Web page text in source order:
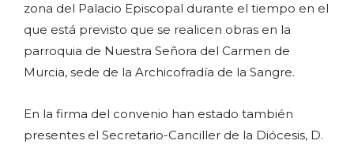
zona del Palacio Episcopal durante el tiempo en el
que está previsto que se realicen obras en la
parroquia de Nuestra Señora del Carmen de
Murcia, sede de la Archicofradía de la Sangre.
En la firma del convenio han estado también
presentes el Secretario-Canciller de la Diócesis, D.